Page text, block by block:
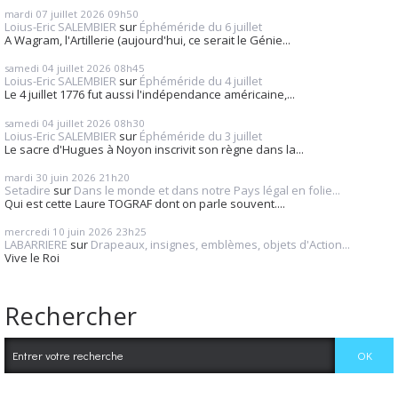
mardi 07 juillet 2026 09h50
Loius-Eric SALEMBIER sur Éphéméride du 6 juillet
A Wagram, l'Artillerie (aujourd'hui, ce serait le Génie...
samedi 04 juillet 2026 08h45
Loius-Eric SALEMBIER sur Éphéméride du 4 juillet
Le 4 juillet 1776 fut aussi l'indépendance américaine,...
samedi 04 juillet 2026 08h30
Loius-Eric SALEMBIER sur Éphéméride du 3 juillet
Le sacre d'Hugues à Noyon inscrivit son règne dans la...
mardi 30 juin 2026 21h20
Setadire sur Dans le monde et dans notre Pays légal en folie...
Qui est cette Laure TOGRAF dont on parle souvent....
mercredi 10 juin 2026 23h25
LABARRIERE sur Drapeaux, insignes, emblèmes, objets d'Action...
Vive le Roi
Rechercher